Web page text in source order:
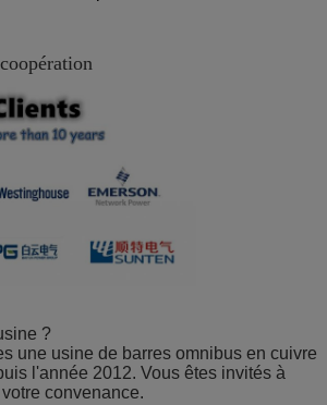
?
une usine de barres omnibus en cuivre
l'année 2012. Vous êtes invités à
convenance.